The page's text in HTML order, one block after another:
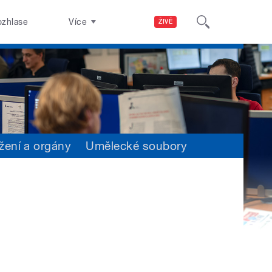
ŽIVĚ
Více
a orgány Umělecké soubory